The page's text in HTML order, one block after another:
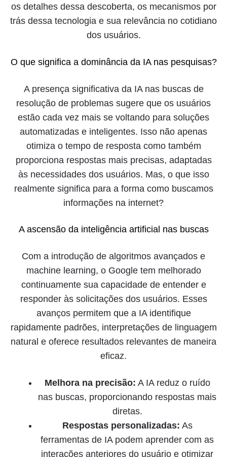
os detalhes dessa descoberta, os mecanismos por
trás dessa tecnologia e sua relevância no cotidiano
dos usuários.
O que significa a dominância da IA nas pesquisas?
A presença significativa da IA nas buscas de
resolução de problemas sugere que os usuários
estão cada vez mais se voltando para soluções
automatizadas e inteligentes. Isso não apenas
otimiza o tempo de resposta como também
proporciona respostas mais precisas, adaptadas
às necessidades dos usuários. Mas, o que isso
realmente significa para a forma como buscamos
informações na internet?
A ascensão da inteligência artificial nas buscas
Com a introdução de algoritmos avançados e
machine learning, o Google tem melhorado
continuamente sua capacidade de entender e
responder às solicitações dos usuários. Esses
avanços permitem que a IA identifique
rapidamente padrões, interpretações de linguagem
natural e oferece resultados relevantes de maneira
eficaz.
Melhora na precisão: A IA reduz o ruído
nas buscas, proporcionando respostas mais
diretas.
Respostas personalizadas: As
ferramentas de IA podem aprender com as
interações anteriores do usuário e otimizar